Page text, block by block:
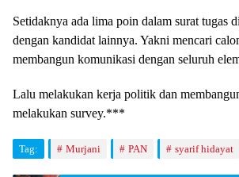
Setidaknya ada lima poin dalam surat tugas
dengan kandidat lainnya. Yakni mencari
membangun komunikasi dengan seluruh
Lalu melakukan kerja politik dan
melakukan survey.***
Tag: Murjani PAN syarif hidayat